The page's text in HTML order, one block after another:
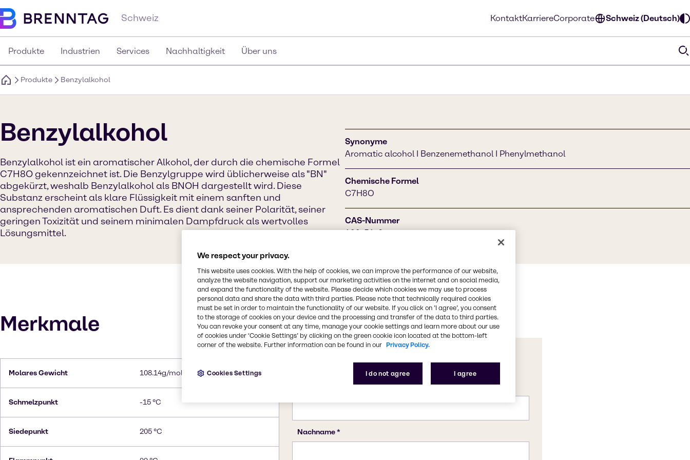
Schweiz KontaktKarriereCorporate Schweiz (Deutsch)
Produkte Industrien Services Nachhaltigkeit Über uns
Produkte Benzylalkohol
Benzylalkohol
Benzylalkohol ist ein aromatischer Alkohol, der durch die chemische Formel
C7H8O gekennzeichnet ist. Die Benzylgruppe wird üblicherweise als "BN"
abgekürzt, weshalb Benzylalkohol als BNOH dargestellt wird. Diese
Substanz erscheint als klare Flüssigkeit mit einem sanften und
ansprechenden aromatischen Duft. Es dient dank seiner Polarität, seiner
geringen Toxizität und seinem minimalen Dampfdruck als wertvolles
Lösungsmittel.
Synonyme
Aromatic alcohol I Benzenemethanol I Phenylmethanol
Chemische Formel
C7H8O
CAS-Nummer
100-51-6
Merkmale
Molares Gewicht 108.14g/mol
Schmelzpunkt -15 °C
Siedepunkt 205 °C
We respect your privacy.
This website uses cookies. With the help of cookies, we can improve the performance of our website,
analyze the website navigation, support our marketing activities on the internet and on social media,
and expand the functionality of the website. Please decide which cookies we may use to process
personal data and share the data with third parties. Please note that technically required cookies
must be set in order to maintain the functionality of our website. If you click on ’I agree’, you consent
to the storage of cookies on your device and the processing and transfer of the data to third parties.
You can revoke your consent at any time, manage your cookie settings and learn more about our use
of cookies under ‘Cookie Settings’ by clicking on the green cookie icon located at the bottom-left
corner of the website. Further information can be found in our Privacy Policy.
I do not agree I agree
Cookies Settings